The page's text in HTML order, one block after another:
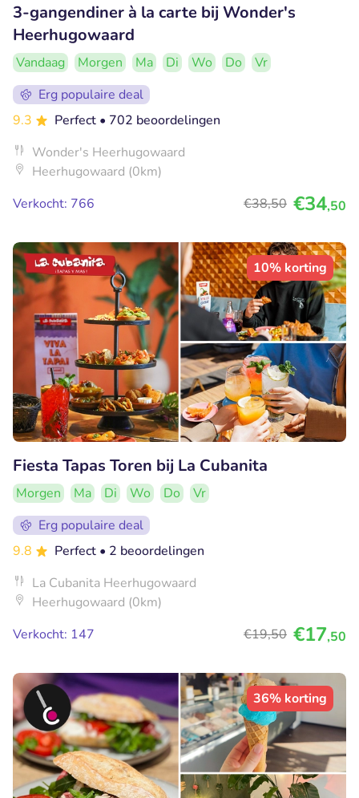
3-gangendiner à la carte bij Wonder's
Heerhugowaard
Vandaag Morgen Ma Di Wo Do
Vr
Erg populaire deal
9.3
Perfect • 702 beoordelingen
Wonder's Heerhugowaard
Heerhugowaard (0km)
Verkocht: 766
€38,50 €34,50
10% korting
Fiesta Tapas Toren bij La Cubanita
Morgen Ma Di Wo Do
Vr
Erg populaire deal
9.8
Perfect • 2 beoordelingen
La Cubanita Heerhugowaard
Heerhugowaard (0km)
Verkocht: 147
€19,50 €17,50
36% korting